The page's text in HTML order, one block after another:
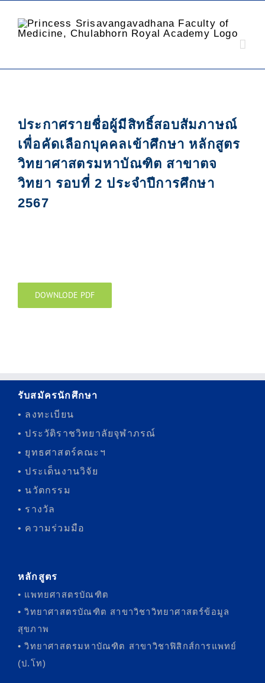
ประกาศรายชื่อผู้มีสิทธิ์สอบสัมภาษณ์
เพื่อคัดเลือกบุคคลเข้าศึกษา หลักสูตร
วิทยาศาสตรมหาบัณฑิต สาขาตจ
วิทยา รอบที่ 2 ประจำปีการศึกษา
2567
DOWNLODE PDF
รับสมัครนักศึกษา
• ลงทะเบียน
• ประวัติราชวิทยาลัยจุฬาภรณ์
• ยุทธศาสตร์คณะฯ
• ประเด็นงานวิจัย
• นวัตกรรม
• รางวัล
• ความร่วมมือ
หลักสูตร
• แพทยศาสตรบัณฑิต
• วิทยาศาสตรบัณฑิต สาขาวิชาวิทยาศาสตร์ข้อมูล
สุขภาพ
• วิทยาศาสตรมหาบัณฑิต สาขาวิชาฟิสิกส์การแพทย์
(ป.โท)